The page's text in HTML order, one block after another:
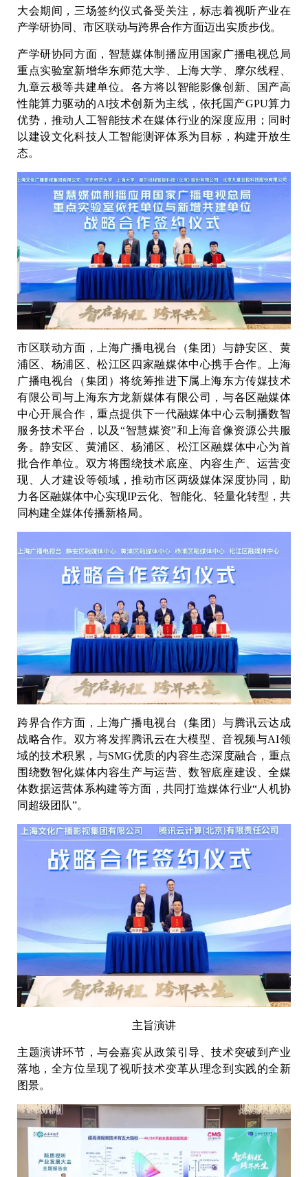
大会期间，三场签约仪式备受关注，标志着视听产业在
产学研协同、市区联动与跨界合作方面迈出实质步伐。
产学研协同方面，智慧媒体制播应用国家广播电视总局
重点实验室新增华东师范大学、上海大学、摩尔线程、
九章云极等共建单位。各方将以智能影像创新、国产高
性能算力驱动的AI技术创新为主线，依托国产GPU算力
优势，推动人工智能技术在媒体行业的深度应用；同时
以建设文化科技人工智能测评体系为目标，构建开放生
态。
市区联动方面，上海广播电视台（集团）与静安区、黄
浦区、杨浦区、松江区四家融媒体中心携手合作。上海
广播电视台（集团）将统筹推进下属上海东方传媒技术
有限公司与上海东方龙新媒体有限公司，与各区融媒体
中心开展合作，重点提供下一代融媒体中心云制播数智
服务技术平台，以及“智慧媒资”和上海音像资源公共服
务。静安区、黄浦区、杨浦区、松江区融媒体中心为首
批合作单位。双方将围绕技术底座、内容生产、运营变
现、人才建设等领域，推动市区两级媒体深度协同，助
力各区融媒体中心实现IP云化、智能化、轻量化转型，共
同构建全媒体传播新格局。
跨界合作方面，上海广播电视台（集团）与腾讯云达成
战略合作。双方将发挥腾讯云在大模型、音视频与AI领
域的技术积累，与SMG优质的内容生态深度融合，重点
围绕数智化媒体内容生产与运营、数智底座建设、全媒
体数据运营体系构建等方面，共同打造媒体行业“人机协
同超级团队”。
主旨演讲
主题演讲环节，与会嘉宾从政策引导、技术突破到产业
落地，全方位呈现了视听技术变革从理念到实践的全新
图景。